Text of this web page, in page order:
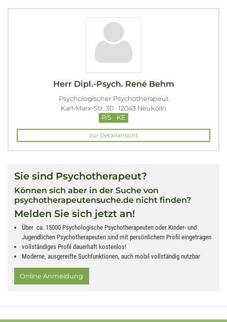
Herr Dipl.-Psych. René Behm
Psychologischer Psychotherapeut
Karl-Marx-Str. 30 · 12043 Neukölln
P/S
KE
zur Detailansicht
Sie sind Psychotherapeut?
Können sich aber in der Suche von
psychotherapeutensuche.de nicht finden?
Melden Sie sich jetzt an!
Über ca. 15000 Psychologische Psychotherapeuten oder Kinder- und
Jugendlichen Psychotherapeuten sind mit persönlichem Profil eingetragen
vollständiges Profil dauerhaft kostenlos!
Moderne, ausgereifte Suchfunktionen, auch mobil vollständig nutzbar
Online Anmeldung